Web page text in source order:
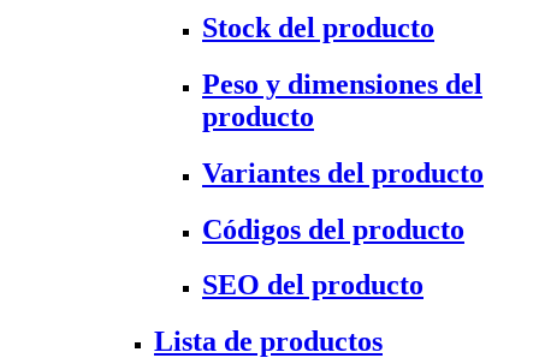
Stock del producto
Peso y dimensiones del
producto
Variantes del producto
Códigos del producto
SEO del producto
Lista de productos